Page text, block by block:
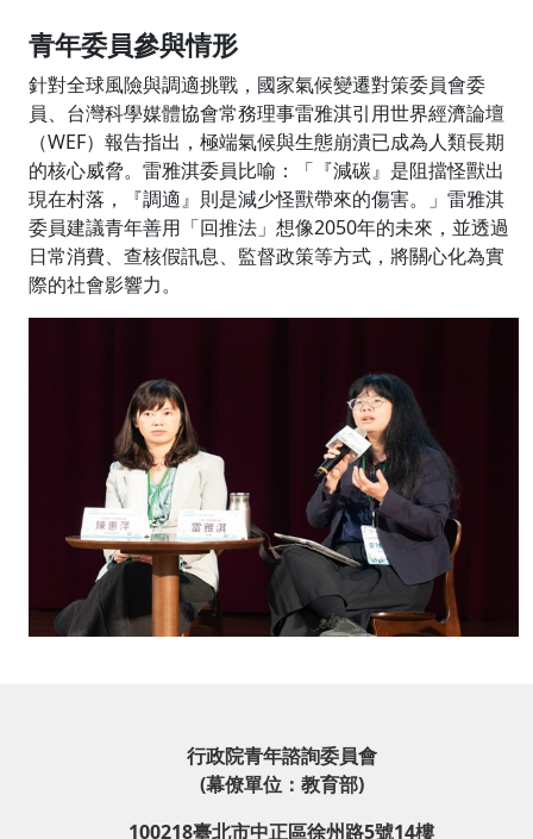
青年委員參與情形
針對全球風險與調適挑戰，國家氣候變遷對策委員會委
員、台灣科學媒體協會常務理事雷雅淇引用世界經濟論壇
（WEF）報告指出，極端氣候與生態崩潰已成為人類長期
的核心威脅。雷雅淇委員比喻：「『減碳』是阻擋怪獸出
現在村落，『調適』則是減少怪獸帶來的傷害。」雷雅淇
委員建議青年善用「回推法」想像2050年的未來，並透過
日常消費、查核假訊息、監督政策等方式，將關心化為實
際的社會影響力。
行政院青年諮詢委員會
(幕僚單位：教育部)
100218臺北市中正區徐州路5號14樓